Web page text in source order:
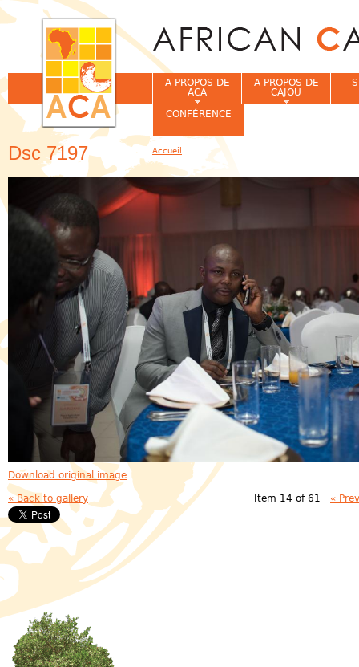
Dsc 7197
Download original image
« Back to gallery Item 14 of 61 «
A PROPOS DE
ACA
A PROPOS DE
CAJOU
CONFÉRENCE
Vous êtes ici
Accueil